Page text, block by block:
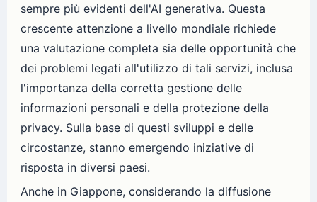
sempre più evidenti dell'AI generativa. Questa
crescente attenzione a livello mondiale richiede
una valutazione completa sia delle opportunità che
dei problemi legati all'utilizzo di tali servizi, inclusa
l'importanza della corretta gestione delle
informazioni personali e della protezione della
privacy. Sulla base di questi sviluppi e delle
circostanze, stanno emergendo iniziative di
risposta in diversi paesi.
Anche in Giappone, considerando la diffusione